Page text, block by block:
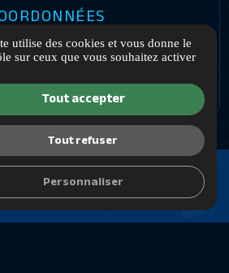
mail
Confort Services
Pdt Franklin Roosevelt
33800 Bordeaux
utilise des cookies et vous donne le
sur ceux que vous souhaitez activer
Tout accepter
Tout refuser
Personnaliser